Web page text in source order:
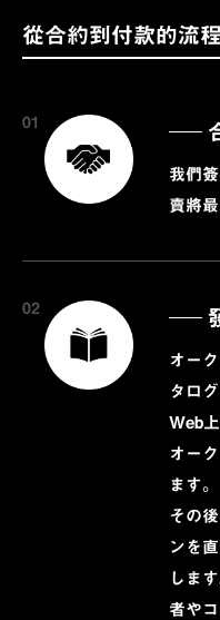
從合約到付款的流程
01
我們
賣將最
02
オー
タロ
Web
オー
ます。
その
ンを
しま
者や